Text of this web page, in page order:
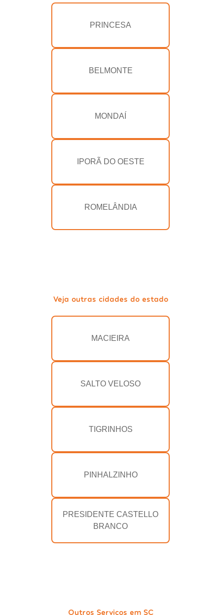
PRINCESA
BELMONTE
MONDAÍ
IPORÃ DO OESTE
ROMELÂNDIA
Veja outras cidades do estado
MACIEIRA
SALTO VELOSO
TIGRINHOS
PINHALZINHO
PRESIDENTE CASTELLO
BRANCO
Outros Serviços em SC